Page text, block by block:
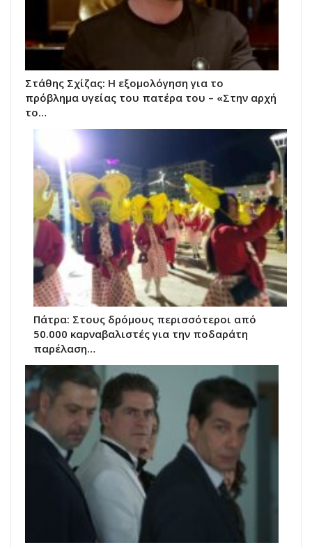
Στάθης Σχίζας: Η εξομολόγηση για το
πρόβλημα υγείας του πατέρα του – «Στην αρχή
το…
Πάτρα: Στους δρόμους περισσότεροι από
50.000 καρναβαλιστές για την ποδαράτη
παρέλαση…